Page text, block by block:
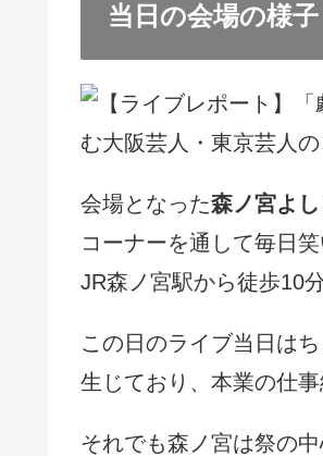
当日の会場の様子
会場となった森ノ宮よ
コーナーを通して毎日
JR森ノ宮駅から徒歩10
この日のライブ当日は
生じており、本業の仕
それでも森ノ宮は祭の